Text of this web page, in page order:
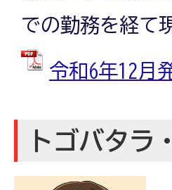
での勤務を経て
令和6年12月
トゴバタラ